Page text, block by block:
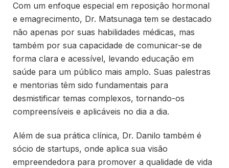
Com um enfoque especial em reposição hormonal
e emagrecimento, Dr. Matsunaga tem se destacado
não apenas por suas habilidades médicas, mas
também por sua capacidade de comunicar-se de
forma clara e acessível, levando educação em
saúde para um público mais amplo. Suas palestras
e mentorias têm sido fundamentais para
desmistificar temas complexos, tornando-os
compreensíveis e aplicáveis no dia a dia.
Além de sua prática clínica, Dr. Danilo também é
sócio de startups, onde aplica sua visão
empreendedora para promover a qualidade de vida